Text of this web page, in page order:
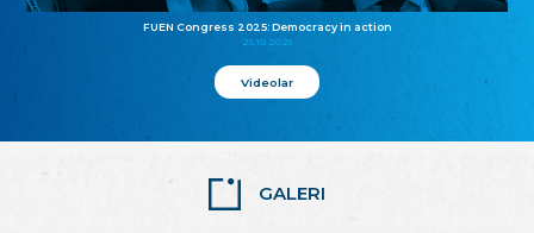
FUEN Congress 2025: Democracy in action
25.10.2025
Videolar
GALERI